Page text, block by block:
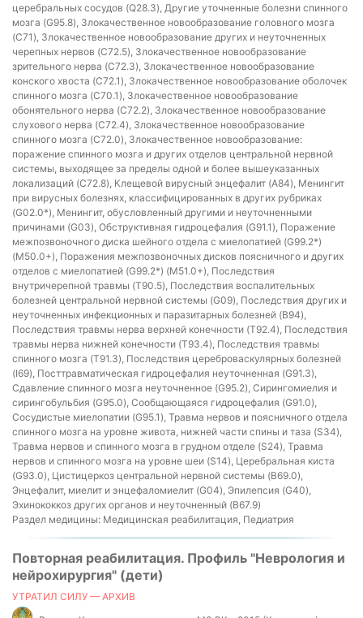
церебральных сосудов (Q28.3), Другие уточненные болезни спинного
мозга (G95.8), Злокачественное новообразование головного мозга
(C71), Злокачественное новообразование других и неуточненных
черепных нервов (C72.5), Злокачественное новообразование
зрительного нерва (C72.3), Злокачественное новообразование
конского хвоста (C72.1), Злокачественное новообразование оболочек
спинного мозга (C70.1), Злокачественное новообразование
обонятельного нерва (C72.2), Злокачественное новообразование
слухового нерва (C72.4), Злокачественное новообразование
спинного мозга (C72.0), Злокачественное новообразование:
поражение спинного мозга и других отделов центральной нервной
системы, выходящее за пределы одной и более вышеуказанных
локализаций (C72.8), Клещевой вирусный энцефалит (A84), Менингит
при вирусных болезнях, классифицированных в других рубриках
(G02.0*), Менингит, обусловленный другими и неуточненными
причинами (G03), Обструктивная гидроцефалия (G91.1), Поражение
межпозвоночного диска шейного отдела с миелопатией (G99.2*)
(M50.0+), Поражения межпозвоночных дисков поясничного и других
отделов с миелопатией (G99.2*) (M51.0+), Последствия
внутричерепной травмы (T90.5), Последствия воспалительных
болезней центральной нервной системы (G09), Последствия других и
неуточненных инфекционных и паразитарных болезней (B94),
Последствия травмы нерва верхней конечности (T92.4), Последствия
травмы нерва нижней конечности (T93.4), Последствия травмы
спинного мозга (T91.3), Последствия цереброваскулярных болезней
(I69), Посттравматическая гидроцефалия неуточненная (G91.3),
Сдавление спинного мозга неуточненное (G95.2), Сирингомиелия и
сирингобульбия (G95.0), Сообщающаяся гидроцефалия (G91.0),
Сосудистые миелопатии (G95.1), Травма нервов и поясничного отдела
спинного мозга на уровне живота, нижней части спины и таза (S34),
Травма нервов и спинного мозга в грудном отделе (S24), Травма
нервов и спинного мозга на уровне шеи (S14), Церебральная киста
(G93.0), Цистицеркоз центральной нервной системы (B69.0),
Энцефалит, миелит и энцефаломиелит (G04), Эпилепсия (G40),
Эхинококкоз других органов и неуточненный (B67.9)
Раздел медицины: Медицинская реабилитация, Педиатрия
Повторная реабилитация. Профиль "Неврология и
нейрохирургия" (дети)
УТРАТИЛ СИЛУ — АРХИВ